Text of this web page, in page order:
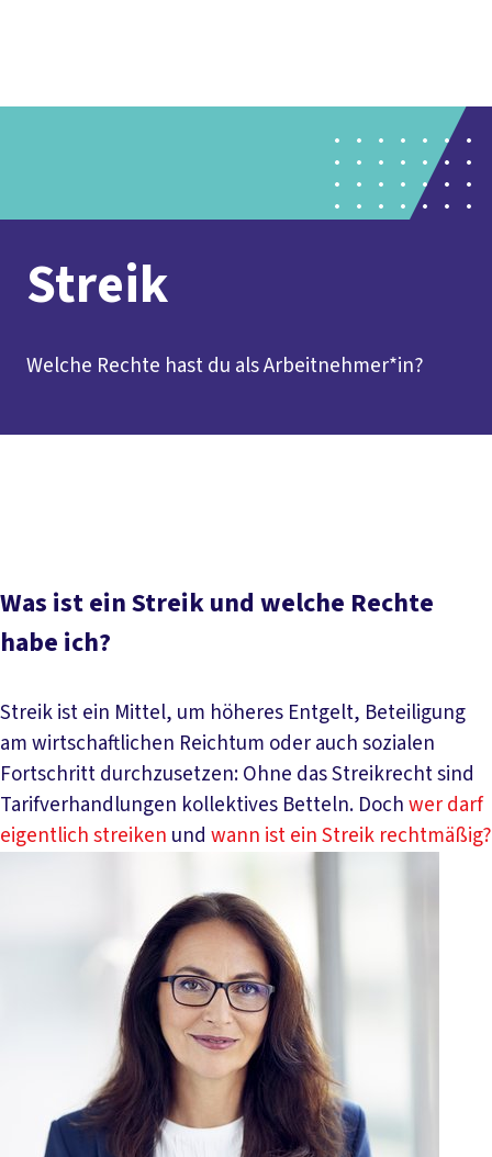
Politik
Streik
Welche Rechte hast du als Arbeitnehmer*in?
Was ist ein Streik und welche Rechte
habe ich?
Streik ist ein Mittel, um höheres Entgelt, Beteiligung
am wirtschaftlichen Reichtum oder auch sozialen
Fortschritt durchzusetzen: Ohne das Streikrecht sind
Tarifverhandlungen kollektives Betteln. Dochwer darf
eigentlich streiken und wann ist ein Streik rechtmäßig?